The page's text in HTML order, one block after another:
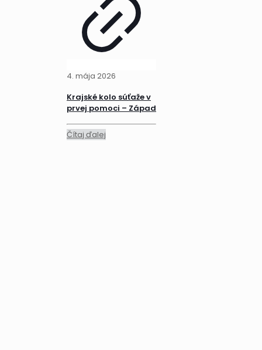
4. mája 2026
Krajské kolo súťaže v
prvej pomoci – Západ
Čítaj ďalej